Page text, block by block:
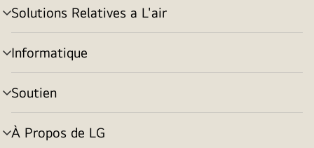
Solutions Relatives a L'air
menu
basculement
Informatique
menu
basculement
Soutien
menu
basculement
À Propos de LG
menu